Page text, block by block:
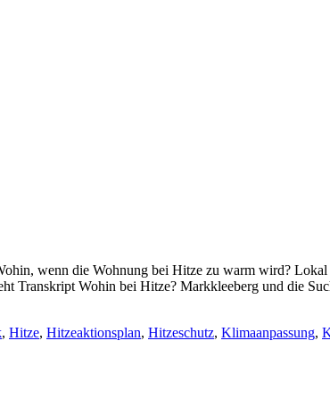
wenn die Wohnung bei Hitze zu warm wird?
Transkript Wohin bei Hitze? Markkleeberg und die
, Hitze, Hitzeaktionsplan, Hitzeschutz, Klimaanpassung,